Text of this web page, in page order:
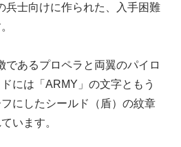
兵士向けに作られた、入手困難
であるプロペラと両翼のパイロ
には「ARMY」の文字ともう
にしたシールド（盾）の紋章
います。